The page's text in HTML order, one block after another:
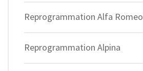
Reprogrammation Alfa Romeo
Reprogrammation Alpina